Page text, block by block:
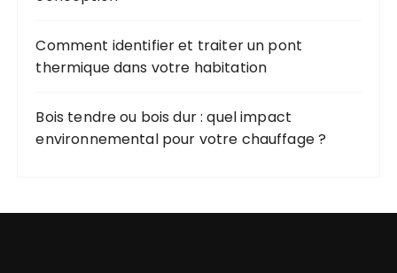
Comment identifier et traiter un pont
thermique dans votre habitation
Bois tendre ou bois dur : quel impact
environnemental pour votre chauffage ?